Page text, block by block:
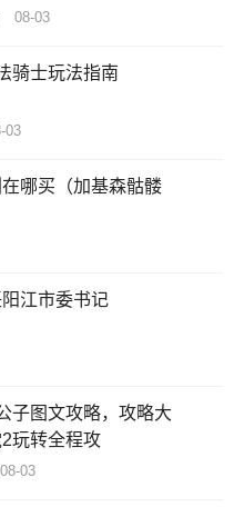
08-03
骑士玩法指南
03
哪买（加基森骷髅
江市委书记
子图文攻略，攻略大
玩转全程攻
03